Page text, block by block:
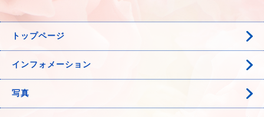
トップページ
インフォメーション
写真